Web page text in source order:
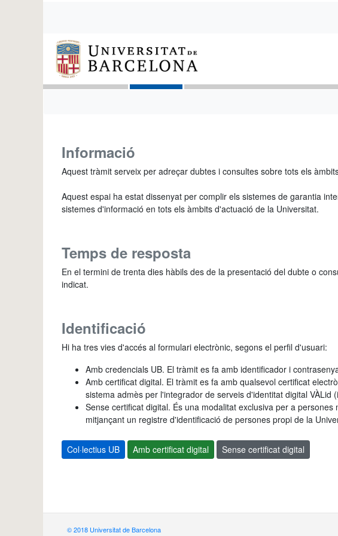
Informació
Aquest tràmit serveix per adreçar dubtes i consultes sobre tots els
Aquest espai ha estat dissenyat per complir els sistemes de garantia
sistemes d'informació en tots els àmbits d'actuació de la Universitat.
Temps de resposta
En el termini de trenta dies hàbils des de la presentació del dubte o
indicat.
Identificació
Hi ha tres vies d'accés al formulari electrònic, segons el perfil d'usuari:
Amb credencials UB. El tràmit es fa amb identificador i
Amb certificat digital. El tràmit es fa amb qualsevol certificat
sistema admès per l'integrador de serveis d'identitat digital VÀLid
Sense certificat digital. És una modalitat exclusiva per a
mitjançant un registre d'identificació de persones propi de la
Col·lectius UB Amb certificat digital Sense certificat digital
© 2018 Universitat de Barcelona